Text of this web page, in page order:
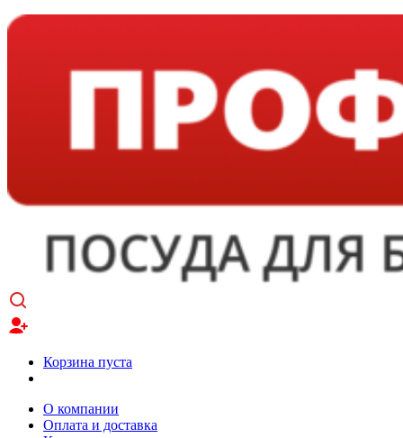
Корзина пуста
О компании
Оплата и доставка